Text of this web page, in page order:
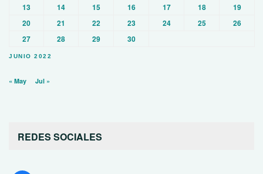
JUNIO 2022
13
14 15 16 17 18
19
20
21 22 23 24 25
26
27
28 29 30
« May Jul »
REDES SOCIALES